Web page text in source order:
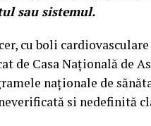
sau sistemul.
cu boli
Casa Națională de
naționale de
si nedefinită